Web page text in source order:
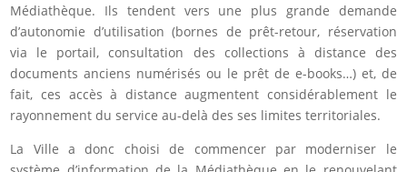
Médiathèque. Ils tendent vers une plus grande demande
d’autonomie d’utilisation (bornes de prêt-retour, réservation
via le portail, consultation des collections à distance des
documents anciens numérisés ou le prêt de e-books…) et, de
fait, ces accès à distance augmentent considérablement le
rayonnement du service au-delà des ses limites territoriales.
La Ville a donc choisi de commencer par moderniser le